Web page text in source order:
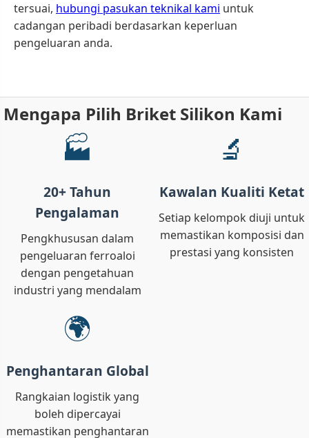
tersuai, hubungi pasukan teknikal kami untuk
cadangan peribadi berdasarkan keperluan
pengeluaran anda.
Mengapa Pilih Briket Silikon Kami
🏭
20+ Tahun
Pengalaman
Pengkhususan dalam
pengeluaran ferroaloi
dengan pengetahuan
industri yang mendalam
🔬
Kawalan Kualiti Ketat
Setiap kelompok diuji untuk
memastikan komposisi dan
prestasi yang konsisten
🌍
Penghantaran Global
Rangkaian logistik yang
boleh dipercayai
memastikan penghantaran